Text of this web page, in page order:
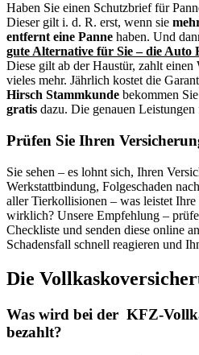
Haben Sie einen Schutzbrief für
Dieser gilt i. d. R. erst, wenn sie
entfernt eine Panne haben. Und
gute Alternative für Sie – die Auto
Diese gilt ab der Haustür, zahlt einen
vieles mehr. Jährlich kostet die
Hirsch Stammkunde bekommen
gratis dazu. Die genauen Leistungen
Prüfen Sie Ihren
Sie sehen – es lohnt sich, Ihren
Werkstattbindung, Folgeschaden
aller Tierkollisionen – was leistet
wirklich? Unsere Empfehlung –
Checkliste und senden diese online
Schadensfall schnell reagieren und
Die
Was wird bei der KFZ-
bezahlt?